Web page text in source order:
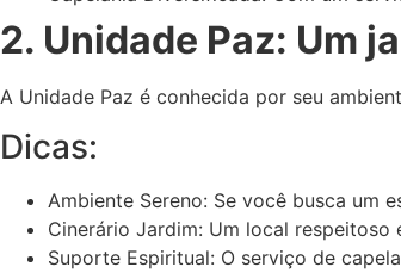
2. Unidade Paz: Um
A Unidade Paz é conhecida por seu
Dicas:
Ambiente Sereno: Se você busca um
Cinerário Jardim: Um local
Suporte Espiritual: O serviço de